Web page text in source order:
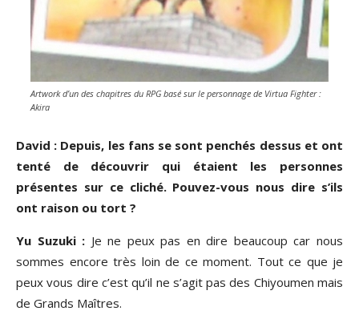
Artwork d’un des chapitres du RPG basé sur le personnage de Virtua Fighter :
Akira
David : Depuis, les fans se sont penchés dessus et ont
tenté de découvrir qui étaient les personnes
présentes sur ce cliché. Pouvez-vous nous dire s’ils
ont raison ou tort ?
Yu Suzuki : Je ne peux pas en dire beaucoup car nous
sommes encore très loin de ce moment. Tout ce que je
peux vous dire c’est qu’il ne s’agit pas des Chiyoumen mais
de Grands Maîtres.